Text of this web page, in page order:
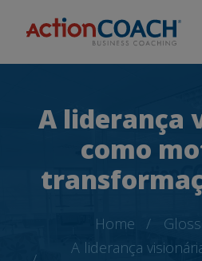
A liderança
como
Home
A liderança